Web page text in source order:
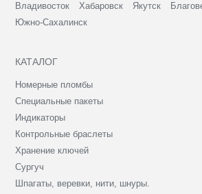
Владивосток Хабаровск Якутск
Южно-Сахалинск
КАТАЛОГ
Номерные пломбы
Специальные пакеты
Индикаторы
Контрольные браслеты
Хранение ключей
Сургуч
Шпагаты, веревки, нити, шнуры.